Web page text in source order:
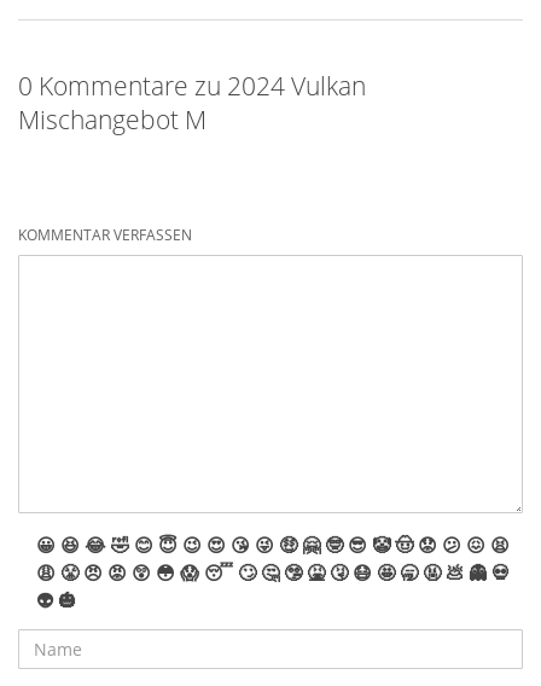
0 Kommentare zu 2024 Vulkan
Mischangebot M
KOMMENTAR VERFASSEN
😀 😆 😂🤣 😊 😇 😉 😍 😘 😜 🤑 🤗 🤓 😎 🤡🤠 😟 😕 😖 😫
😩 😤 😠 😡 😲 😳 😱 😴 🙄 🤔 🤥 🤮 🤧 😷 🤩 🥱 🤬 💩 👻 💀
👽 🎃